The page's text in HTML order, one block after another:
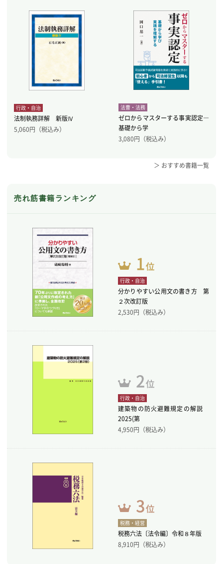
行政・自治
法制執務詳解 新版Ⅳ
5,060円（税込み）
法曹・法務
ゼロからマスターする事実認定―
基礎から学
3,080円（税込み）
＞ おすすめ書籍一覧
売れ筋書籍ランキング
行政・自治
分かりやすい公用文の書き方 第
２次改訂版
2,530円（税込み）
行政・自治
建築物の防火避難規定の解説
2025(第
4,950円（税込み）
税務・経営
税務六法〔法令編〕令和８年版
8,910円（税込み）